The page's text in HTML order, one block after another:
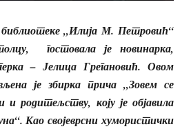
„Илија М. Петровић“
гостовала је новинарка,
– Јелица Грегановић. Овом
је збирка прича „Зовем се
родитељству, коју је објавила
Као својеврсни хумористички